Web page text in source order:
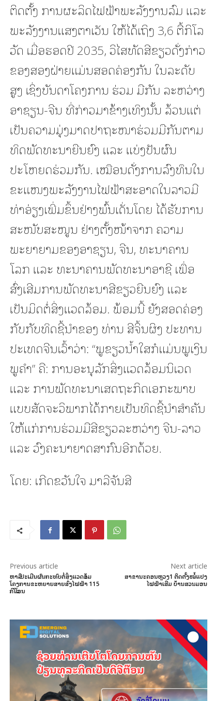
ຕິດຕັ້ງ ການຜະລິດໄຟຟ້າພະລັງງານລົມ ແລະ
ພະລັງງານແສງຕາເວັນ ໃຫ້ໄດ້ເຖິງ 3,6 ຕື້ກິໂລ
ວັດ ເມື່ອຮອດປີ 2035, ວິໄສທັດສີຂຽວດັ່ງກ່າວ
ຂອງສອງຝ່າຍແມ່ນສອດຄ່ອງກັນ ໃນລະດັບ
ສູງ ເຊິ່ງບັນດາໂຄງການ ຮ່ວມ ມືກັນ ລະຫວ່າງ
ອາຊຽນ-ຈີນ ທີ່ກ່າວມາຂ້າງເທິງນັ້ນ ລ້ວນແຕ່
ເປັນຄວາມມຸ່ງມາດປາຖະໜາຮ່ວມມືກັນຕາມ
ທິດພັດທະນາຍືນຍົງ ແລະ ແບ່ງປັນຜົນ
ປະໂຫຍດຮ່ວມກັນ. ເໝືອນດັ່ງການລົງທຶນໃນ
ຂະແໜງພະລັງງານໄຟຟ້າສະອາດໃນລາວມີ
ທ່າອ່ຽງເພີ່ມຂຶ້ນຢ່າງພົ້ນເດັ່ນໂດຍ ໄດ້ຮັບການ
ສະໜັບສະໜູນ ຢ່າງຕັ້ງໜ້າຈາກ ຄວາມ
ພະຍາຍາມຂອງອາຊຽນ, ຈີນ, ທະນາຄານ
ໂລກ ແລະ ທະນາຄານພັດທະນາອາຊີ ເພື່ອ
ສົ່ງເສີມການພັດທະນາສີຂຽວຍືນຍົງ ແລະ
ເປັນມິດຕໍ່ສິ່ງແວດລ້ອມ. ພ້ອມນີ້ ຍັງສອດຄ່ອງ
ກັບກັບທິດຊີ້ນໍາຂອງ ທ່ານ ​ສີ​ຈິ້ນ​ຜິງ ປະທານ
ປະເທດຈີນເວົ້າວ່າ: “ພູ​ຂຽວ​ນ້ຳ​ໃສ​ກໍ​ແມ່ນ​ພູ​ເງິນ​
ພູ​ຄຳ” ຄື: ການ​ອະ​ນຸ​ລັກ​ສິ່ງ​ແວດ​ລ້ອມ​ນິ​ເວດ
ແລະ ການ​ພັດ​ທະ​ນາ​ເສດ​ຖະ​ກິດ​​ເອ​ກະ​ພາບ ​
ແບບ​ສັດ​ຈະ​ວິ​ພາກ​ໄດ້​​ກາຍເປັນ​ທິດ​ຊີ້​ນຳ​ສຳ​ຄັນ
​ໃຫ້​ແກ່​ການ​ຮ່ວມ​ມື​ສີ​ຂຽວ​ລະ​ຫວ່າງ ​ຈີນ​-ລາວ
ແລະ ວົງຄະນາຍາດສາກົນອີກດ້ວຍ.
ໂດຍ: ເກີດຂວັນໃຈ ມາລີຈັນສີ
Previous article
ຫາລື-ປະເມີນຜົນກະທົບຕໍ່ສິ່ງແວດລ້ອມ
ໂຄງການຂະຫຍາຍສາຍສົ່ງໄຟຟ້າ 115
ກິໂລໂວນ
Next article
ສາຂານະຄອນຫຼວງ1 ຕິດຕັ້ງໝໍ້ແປງ
ໄຟຟ້າເສີມ ບ້ານສວນມອນ